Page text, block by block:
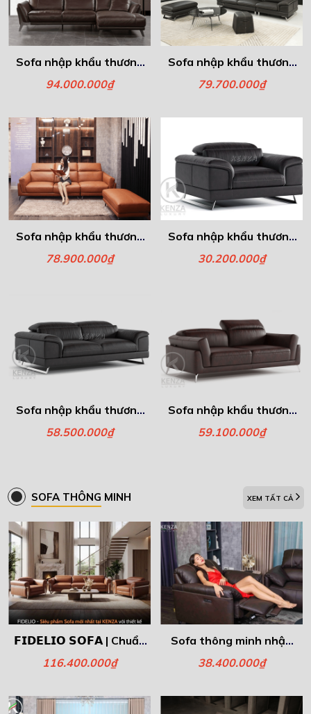
Sofa nhập khẩu thương
hiệu Italia - Napoli
94.000.000₫
Sofa nhập khẩu thương
hiệu Italia - Văng 3
79.700.000₫
Sofa nhập khẩu thương
hiệu Italia - Văng 3
78.900.000₫
Sofa nhập khẩu thương
hiệu Italia - Ghế đơn
30.200.000₫
Sofa nhập khẩu thương
hiệu Italia - Văng đôi
58.500.000₫
Sofa nhập khẩu thương
hiệu Italia - Văng đôi
59.100.000₫
SOFA THÔNG MINH XEM TẤT CẢ
𝗙𝗜𝗗𝗘𝗟𝗜𝗢 𝗦𝗢𝗙𝗔 | Chuẩn
Mực Mới Của Sự Thoải
116.400.000₫
Sofa thông minh nhập
khẩu – Ghế đơn Gemma
38.400.000₫